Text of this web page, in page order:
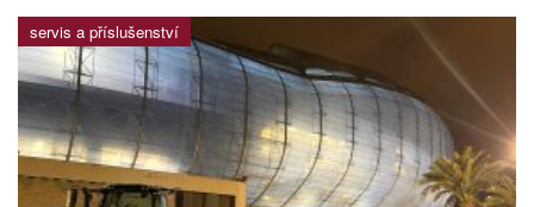
servis a příslušenství